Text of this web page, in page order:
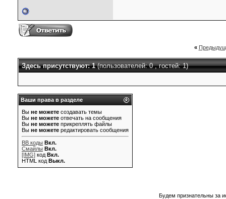
«
Здесь присутствуют: 1(пользователей: 0 , гостей: 1)
Ваши права в разделе
Вы не можете создавать темы
Вы не можете отвечать на сообщения
Вы не можете прикреплять файлы
Вы не можете редактировать сообщения
BB коды Вкл.
Смайлы Вкл.
[IMG] код Вкл.
HTML код Выкл.
Будем признательны за